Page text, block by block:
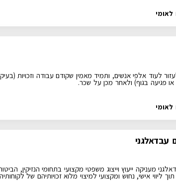
לאומי
לעוד אלפי אנשים, ותמיד מאמין שקודם עבודה וזכויות
פגיעה בגוף) ולאחר מכן על שכר.
לאומי
עבדאלגני
מעניקה ייעוץ וייצוג משפטי מקצועי בתחומי הנזיקין,
ליווי אישי, נחוש ומקצועי למיצוי מלוא זכויותיהם של